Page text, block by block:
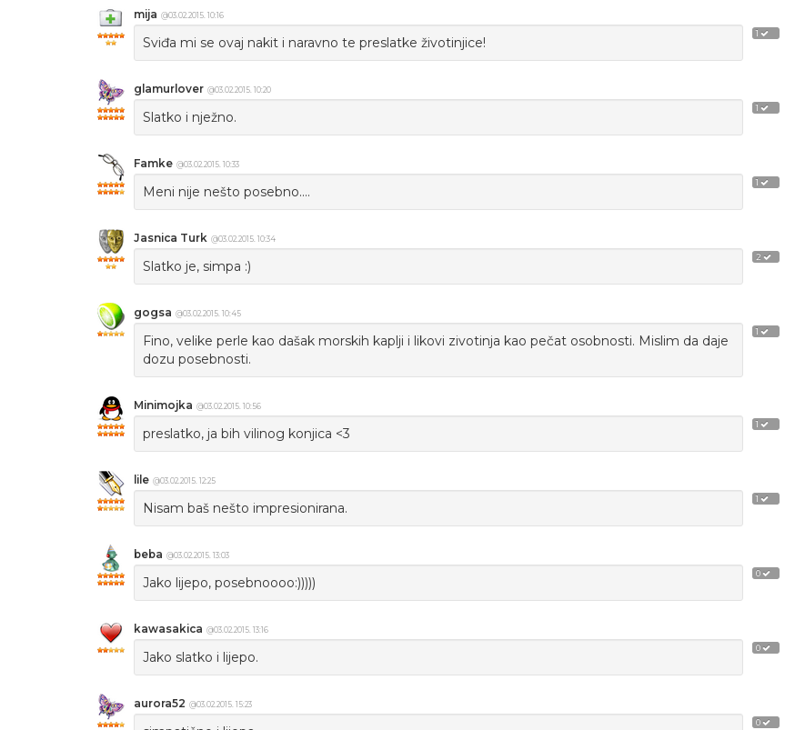
1
mija @03.02.2015. 10:16
Sviđa mi se ovaj nakit i naravno te preslatke životinjice!
1
glamurlover @03.02.2015. 10:20
Slatko i nježno.
1
Famke @03.02.2015. 10:33
Meni nije nešto posebno....
2
Jasnica Turk @03.02.2015. 10:34
Slatko je, simpa :)
1
gogsa @03.02.2015. 10:45
Fino, velike perle kao dašak morskih kaplji i likovi zivotinja kao pečat osobnosti. Mislim da daje
dozu posebnosti.
1
Minimojka @03.02.2015. 10:56
preslatko, ja bih vilinog konjica <3
1
lile @03.02.2015. 12:25
Nisam baš nešto impresionirana.
0
beba @03.02.2015. 13:03
Jako lijepo, posebnoooo:)))))
0
kawasakica @03.02.2015. 13:16
Jako slatko i lijepo.
0
aurora52 @03.02.2015. 15:23